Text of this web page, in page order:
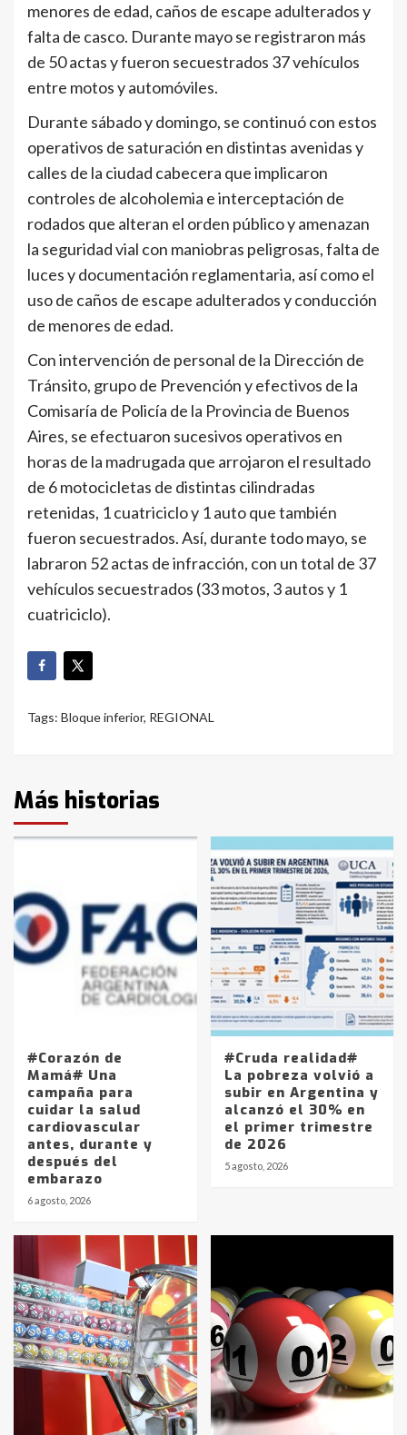
menores de edad, caños de escape adulterados y
falta de casco. Durante mayo se registraron más
de 50 actas y fueron secuestrados 37 vehículos
entre motos y automóviles.
Durante sábado y domingo, se continuó con estos
operativos de saturación en distintas avenidas y
calles de la ciudad cabecera que implicaron
controles de alcoholemia e interceptación de
rodados que alteran el orden público y amenazan
la seguridad vial con maniobras peligrosas, falta de
luces y documentación reglamentaria, así como el
uso de caños de escape adulterados y conducción
de menores de edad.
Con intervención de personal de la Dirección de
Tránsito, grupo de Prevención y efectivos de la
Comisaría de Policía de la Provincia de Buenos
Aires, se efectuaron sucesivos operativos en
horas de la madrugada que arrojaron el resultado
de 6 motocicletas de distintas cilindradas
retenidas, 1 cuatriciclo y 1 auto que también
fueron secuestrados. Así, durante todo mayo, se
labraron 52 actas de infracción, con un total de 37
vehículos secuestrados (33 motos, 3 autos y 1
cuatriciclo).
Tags: Bloque inferior, REGIONAL
Más historias
#Corazón de
Mamá# Una
campaña para
cuidar la salud
cardiovascular
antes, durante y
después del
embarazo
6 agosto, 2026
#Cruda realidad#
La pobreza volvió a
subir en Argentina y
alcanzó el 30% en
el primer trimestre
de 2026
5 agosto, 2026